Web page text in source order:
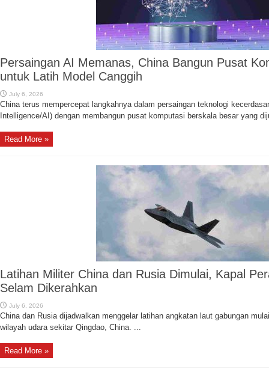
Persaingan AI Memanas, China Bangun Pusat
untuk Latih Model Canggih
July 6, 2026
China terus mempercepat langkahnya dalam persaingan teknologi
Intelligence/AI) dengan membangun pusat komputasi berskala besar yang
Read More »
Latihan Militer China dan Rusia Dimulai, Kapal
Selam Dikerahkan
July 6, 2026
China dan Rusia dijadwalkan menggelar latihan angkatan laut gabungan
wilayah udara sekitar Qingdao, China. ...
Read More »